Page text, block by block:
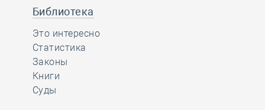
Библиотека
Это интересно
Статистика
Законы
Книги
Суды